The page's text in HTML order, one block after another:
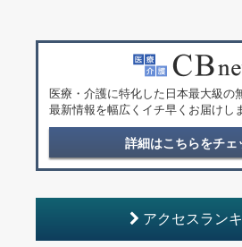
医療・介護に特化した日本最大級の
最新情報を幅広くイチ早くお届けし
詳細はこちらをチェ
アクセスラン